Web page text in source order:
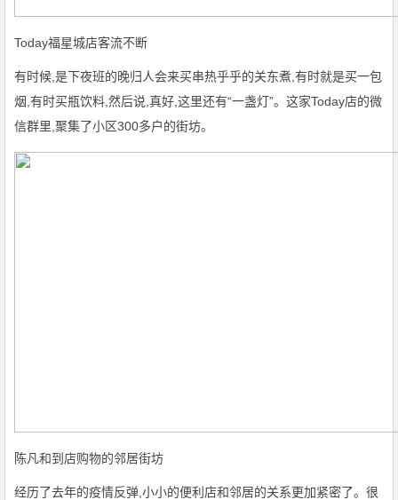
Today福星城店客流不断
有时候,是下夜班的晚归人会来买串热乎乎的关东煮,有时就是买一包
烟,有时买瓶饮料,然后说,真好,这里还有“一盏灯”。这家Today店的微
信群里,聚集了小区300多户的街坊。
陈凡和到店购物的邻居街坊
经历了去年的疫情反弹,小小的便利店和邻居的关系更加紧密了。很